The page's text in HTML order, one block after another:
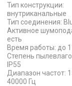
Тип конструкции:
внутриканальные
Тип соединения:
Активное
есть
Время работы: до
Степень
IP55
Диапазон частот:
40000 Гц